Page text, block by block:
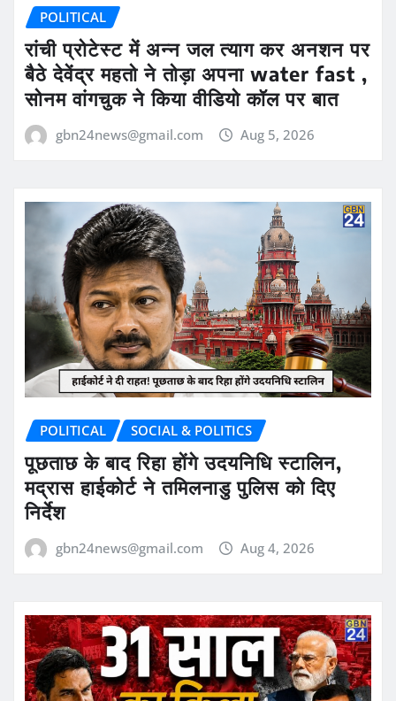
POLITICAL
रांची प्रोटेस्ट में अन्न जल त्याग कर अनशन पर
बैठे देवेंद्र महतो ने तोड़ा अपना water fast ,
सोनम वांगचुक ने किया वीडियो कॉल पर बात
gbn24news@gmail.com Aug 5, 2026
POLITICAL SOCIAL & POLITICS
पूछताछ के बाद रिहा होंगे उदयनिधि स्टालिन,
मद्रास हाईकोर्ट ने तमिलनाडु पुलिस को दिए
निर्देश
gbn24news@gmail.com Aug 4, 2026